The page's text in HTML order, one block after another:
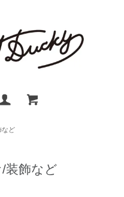
など
装飾など